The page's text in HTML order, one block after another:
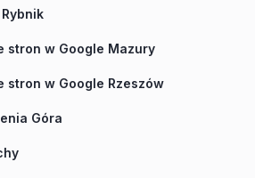
stron w Google Mazury
stron w Google Rzeszów
Góra